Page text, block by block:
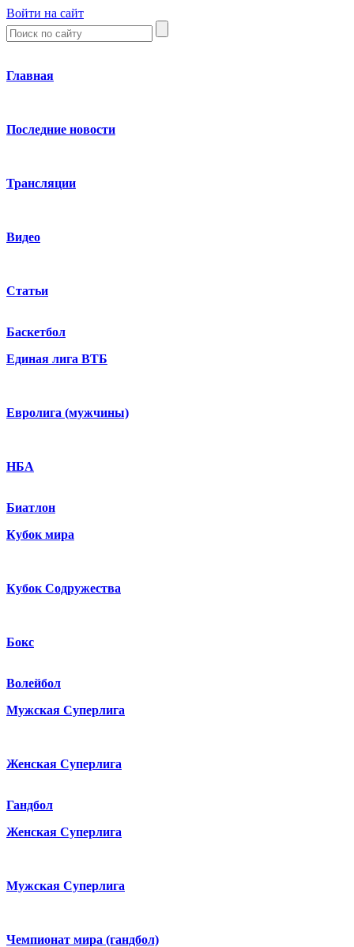
Войти на сайт
Главная
Последние новости
Трансляции
Видео
Статьи
Баскетбол
Единая лига ВТБ
Евролига (мужчины)
НБА
Биатлон
Кубок мира
Кубок Содружества
Бокс
Волейбол
Мужская Суперлига
Женская Суперлига
Гандбол
Женская Суперлига
Мужская Суперлига
Чемпионат мира (гандбол)